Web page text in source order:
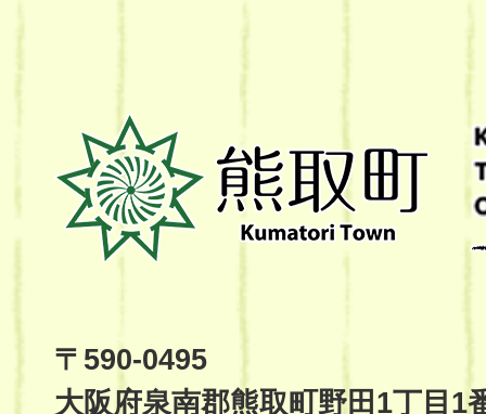
熊
取
町
Kumatori
Site
〒590-0495
大阪府泉南郡熊取町野田1丁目1